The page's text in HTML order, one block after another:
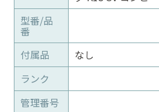
型番/品
番
付属品
なし
ランク
管理番号